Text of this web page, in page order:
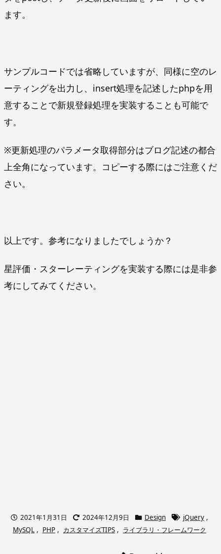
ます。
サンプルコードでは省略していますが、同様に空のレ
ーティングを出力し、insert処理を記述したphpを用
意することで新規登録処理を実装することも可能で
す。
※更新処理のパラメータ取得部分はブログ記述の都合
上全角になっています。コピーする際にはご注意くだ
さい。
以上です。参考になりましたでしょうか？
星評価・スターレーティングを実装する際には是非参
考にしてみてください。
2021年1月31日 2024年12月9日 Design jQuery ,
MySQL , PHP , カスタマイズTIPS , ライブラリ・フレームワーク